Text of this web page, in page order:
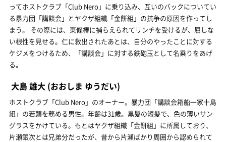
ってホストクラブ「Club Nero」に乗り込み、互いのバックについてい
る暴力団「講談会」とヤクザ組織「金餅組」の抗争の原因を作ってし
まう。 その際には、東條椿に捕らえられてリンチを受けるが、屈しな
い根性を見せる。仁に救出されたあとは、自分のやったことに対する
ケジメをつけるため、「講談会」に対する鉄砲玉として名乗りをあげ
る。
大島 雄大 (おおしま ゆうだい)
ホストクラブ「Club Nero」のオーナー。暴力団「講談会箱船一家十島
組」の若頭を務める男性。年齢は31歳。黒髪の短髪で、色の薄いサン
グラスをかけている。もとはヤクザ組織「金餅組」に所属しており、
片瀬銀次とは兄弟分だったが、昔から片瀬ばかり周囲から認められて